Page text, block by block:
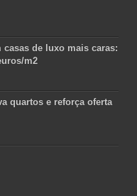
de luxo mais caras:
m2
quartos e reforça oferta